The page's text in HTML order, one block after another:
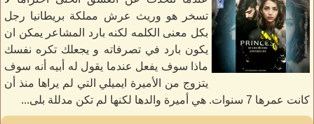
تسخر هو وريث عرش مملكة بريطانيا رجل
بكل معنى الكلمه لكنه بارد المشاعر يمكن ان
يكون بارد في تصرفاته و يجعلك تكره نفسك
ماذا سوف يفعل عندما يقول له أبيه أنه سوف
يتزوج من الأميرة ايميلي التي لم يراها منذ أن
كانت عمرها 7 سنوات. هي أميرة والدها لكنها لم تكن مدللة بلى...